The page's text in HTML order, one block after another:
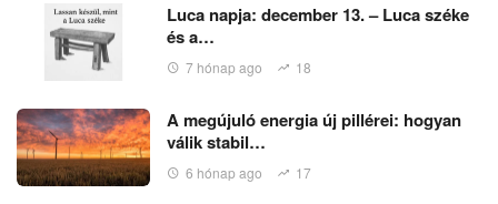
Luca napja: december 13. – Luca széke
és a…
7 hónap ago 18
A megújuló energia új pillérei: hogyan
válik stabil…
6 hónap ago 17